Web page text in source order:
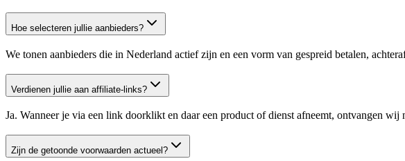
Hoe selecteren jullie aanbieders?
We tonen aanbieders die in Nederland actief zijn en een vorm van gespreid betalen,
Verdienen jullie aan affiliate-links?
Ja. Wanneer je via een link doorklikt en daar een product of dienst afneemt, ontvangen
Zijn de getoonde voorwaarden actueel?